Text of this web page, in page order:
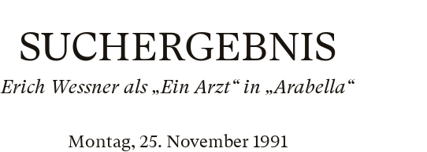
SUCHERGEBNIS
Erich Wessner als „Ein Arzt“ in „Arabella“
Montag, 25. November 1991